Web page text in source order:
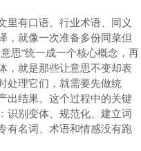
里有口语、行业术语、同义
，就像一次准备多份同菜但
思”统一成一个核心概念，再
，就是那些让意思不变却表
处理它们，就需要先做统
出结果。这个过程中的关键
识别变体、规范化、建立词
有名词、术语和情感没有跑